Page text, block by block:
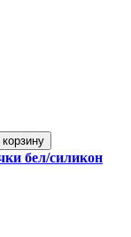
бел/силикон